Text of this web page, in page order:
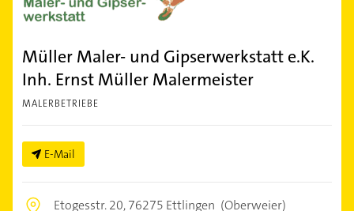
Müller Maler- und Gipserwerkstatt e.K.
Inh. Ernst Müller Malermeister
MALERBETRIEBE
E-Mail
Etogesstr. 20,76275 Ettlingen (Oberweier)